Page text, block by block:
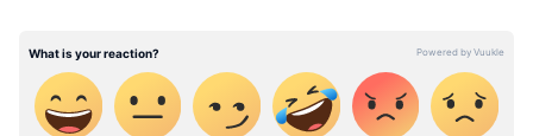
ലോകറെക്കോര്‍ഡ് സ്ഥാപിച്ച ജാന്‍
സെലസ്‌നിയാണ് ഈ പട്ടികയില്‍ ഒന്നാമന്‍.